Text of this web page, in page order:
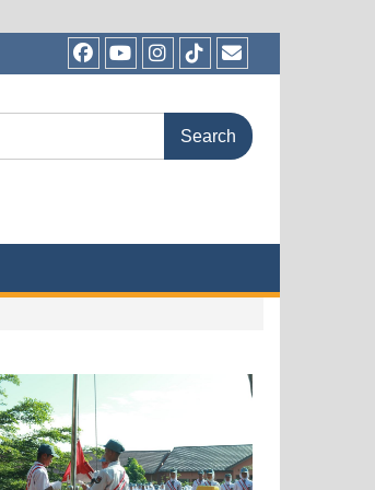
FacebookYoutubeInstagram
TikTokEmail